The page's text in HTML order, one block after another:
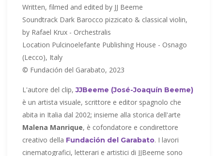
Written, filmed and edited by JJ Beeme
Soundtrack Dark Barocco pizzicato & classical violin,
by Rafael Krux - Orchestralis
Location Pulcinoelefante Publishing House - Osnago
(Lecco), Italy
© Fundación del Garabato, 2023
L'autore del clip,JJBeeme (José-Joaquín Beeme)
è un artista visuale, scrittore e editor spagnolo che
abita in Italia dal 2002; insieme alla storica dell'arte
Malena Manrique, è cofondatore e condirettore
creativo della Fundación del Garabato. I lavori
cinematografici, letterari e artistici di JJBeeme sono